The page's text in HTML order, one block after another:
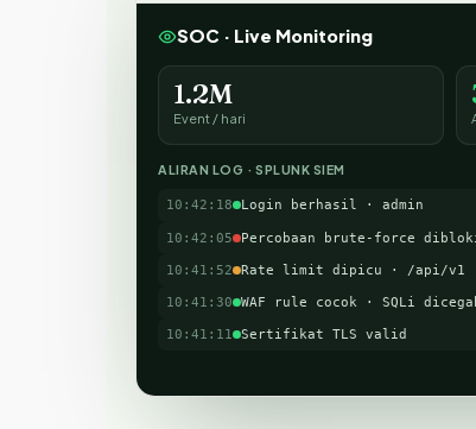
SOC · Live Monitoring
1.2M
Event / hari
ALIRAN LOG · SPLUNK SIEM
10:42:18 Login berhasil · admin
10:42:05 Percobaan brute-force
10:41:52 Rate limit dipicu · /api/v1
10:41:30 WAF rule cocok · SQLi
10:41:11 Sertifikat TLS valid